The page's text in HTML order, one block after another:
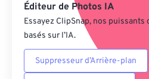
Depuis
Depuis l'URL
Éditeur de Photos IA
Essayez ClipSnap, nos
basés sur l’IA.
Suppresseur d’Arrière-plan